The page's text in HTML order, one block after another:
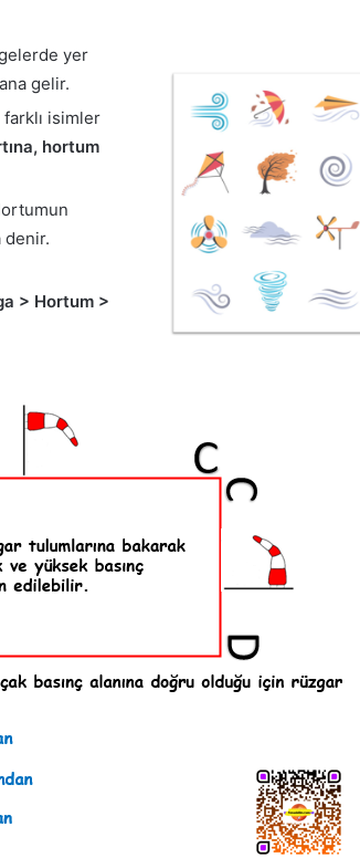
yer
gelir.
isimler
hortum
denir.
> Hortum >